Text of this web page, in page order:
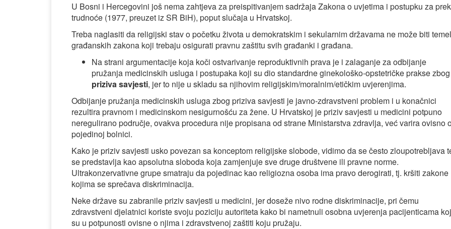
U Bosni i Hercegovini još nema zahtjeva za preispitivanjem sadržaja Zakona o uvjetima i postupku za
trudnoće (1977, preuzet iz SR BiH), poput slučaja u Hrvatskoj.
Treba naglasiti da religijski stav o početku života u demokratskim i sekularnim državama ne može biti
građanskih zakona koji trebaju osigurati pravnu zaštitu svih građanki i građana.
Na strani argumentacije koja koči ostvarivanje reproduktivnih prava je i zalaganje za odbijanje
pružanja medicinskih usluga i postupaka koji su dio standardne ginekološko-opstetričke prakse zbog
priziva savjesti, jer to nije u skladu sa njihovim religijskim/moralnim/etičkim uvjerenjima.
Odbijanje pružanja medicinskih usluga zbog priziva savjesti je javno-zdravstveni problem i u konačnici
rezultira pravnom i medicinskom nesigurnošću za žene. U Hrvatskoj je priziv savjesti u medicini potpuno
neregulirano područje, ovakva procedura nije propisana od strane Ministarstva zdravlja, već varira ovisno
pojedinoj bolnici.
Kako je priziv savjesti usko povezan sa konceptom religijske slobode, vidimo da se često zloupotrebljava
se predstavlja kao apsolutna sloboda koja zamjenjuje sve druge društvene ili pravne norme.
Ultrakonzervativne grupe smatraju da pojedinac kao religiozna osoba ima pravo derogirati, tj. kršiti zakone
kojima se sprečava diskriminacija.
Neke države su zabranile priziv savjesti u medicini, jer doseže nivo rodne diskriminacije, pri čemu
zdravstveni djelatnici koriste svoju poziciju autoriteta kako bi nametnuli osobna uvjerenja pacijenticama
su u potpunosti ovisne o njima i zdravstvenoj zaštiti koju pružaju.